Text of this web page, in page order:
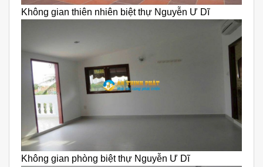
Không gian thiên nhiên biệt thự Nguyễn Ư Dĩ
Không gian phòng biệt thự Nguyễn Ư Dĩ